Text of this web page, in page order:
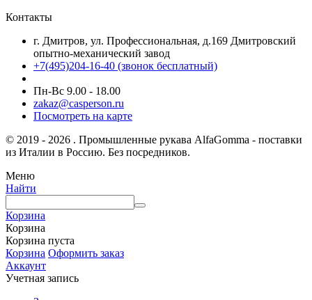
Контакты
г. Дмитров, ул. Профессиональная, д.169 Дмитровский
опытно-механический завод
+7(495)204-16-40 (звонок бесплатный)
Пн-Вс 9.00 - 18.00
zakaz@casperson.ru
Посмотреть на карте
© 2019 - 2026 . Промышленные рукава AlfaGomma - поставки
из Италии в Россию. Без посредников.
Меню
Найти
Корзина
Корзина
Корзина пуста
Корзина Оформить заказ
Аккаунт
Учетная запись